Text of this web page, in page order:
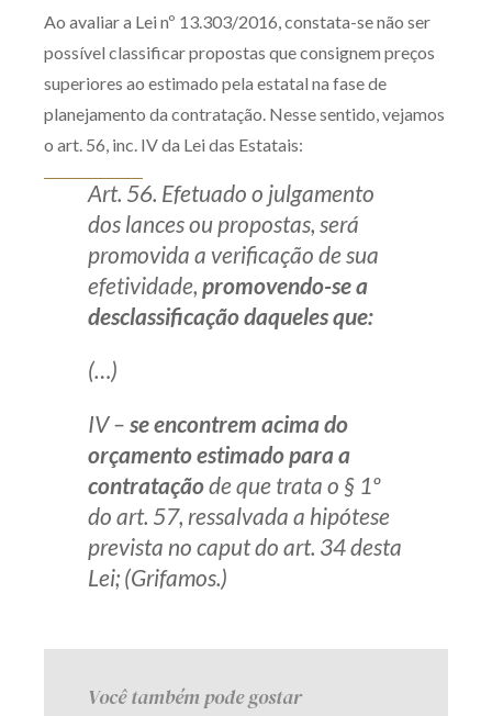
Zênite Fácil IA
Zênite Play
Orientação por Escrito
Mentoria Zênite
Capacitação
Zênite Online
Eventos presenciais
Zênite in Company
Receba por RSS
Av. Sete de Setembro, 4698
Batel Curitiba/PR
Ao avaliar a Lei nº 13.303/2016, constata-se não ser
possível classificar propostas que consignem preços
superiores ao estimado pela estatal na fase de
planejamento da contratação. Nesse sentido, vejamos
o art. 56, inc. IV da Lei das Estatais:
Art. 56. Efetuado o julgamento
dos lances ou propostas, será
promovida a verificação de sua
efetividade, promovendo-se a
desclassificação daqueles que:
(…)
IV – se encontrem acima do
orçamento estimado para a
contrataçãode que trata o § 1º
do art. 57, ressalvada a hipótese
prevista no caputdo art. 34 desta
Lei; (Grifamos.)
Você também pode gostar